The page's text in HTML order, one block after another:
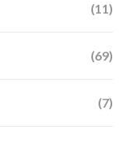
(11)
(69)
(7)